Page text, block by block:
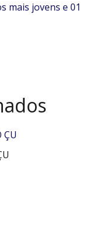
mais jovens e 01